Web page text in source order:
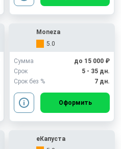
Moneza
5.0
Сумма
до 15 000 ₽
Срок
5 - 35 дн.
Срок без %
7 дн.
Оформить
еКапуста